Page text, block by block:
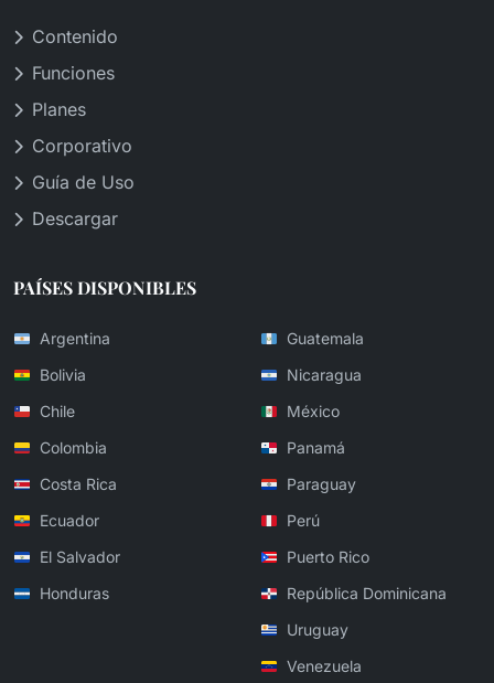
Contenido
Funciones
Planes
Corporativo
Guía de Uso
Descargar
PAÍSES DISPONIBLES
Argentina
Bolivia
Chile
Colombia
Costa Rica
Ecuador
El Salvador
Honduras
Guatemala
Nicaragua
México
Panamá
Paraguay
Perú
Puerto Rico
República Dominicana
Uruguay
Venezuela